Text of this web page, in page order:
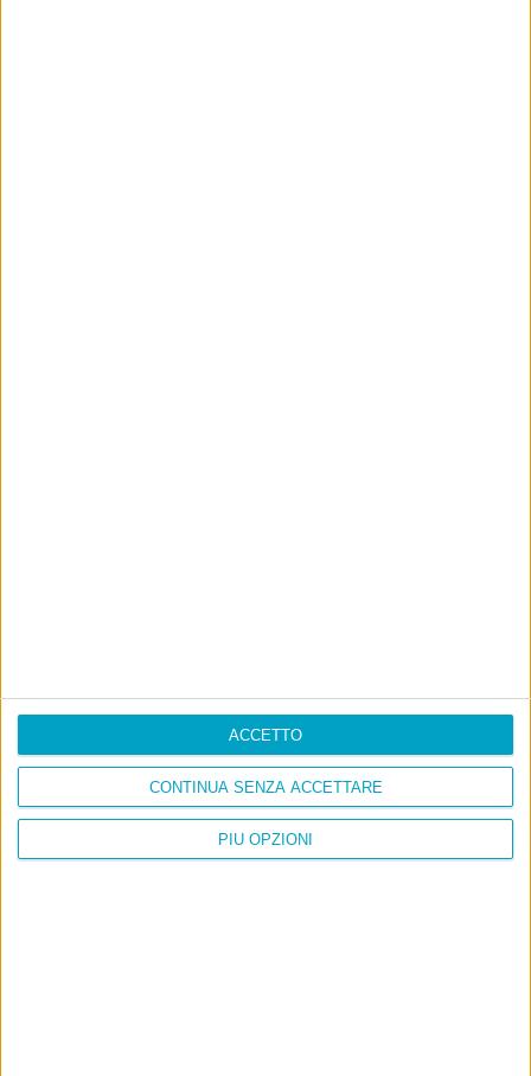
PIÙ OPZIONI
CONTINUA SENZA ACCETTARE
ACCETTO